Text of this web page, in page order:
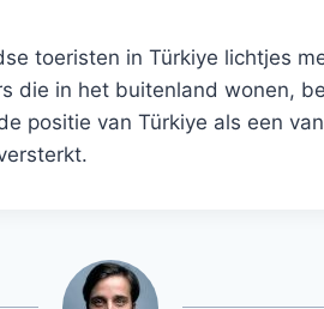
toeristen in Türkiye lichtjes
die in het buitenland wonen,
positie van Türkiye als een van